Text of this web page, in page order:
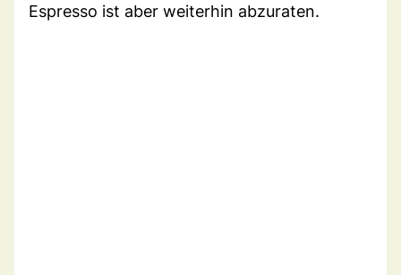
Espresso ist aber weiterhin abzuraten.